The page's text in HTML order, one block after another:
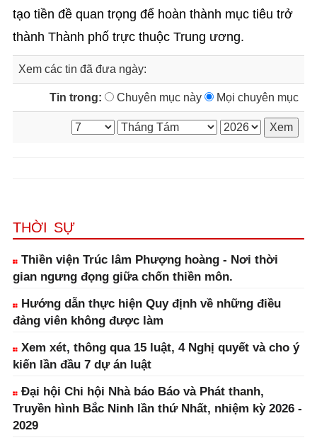
tạo tiền đề quan trọng để hoàn thành mục tiêu trở
thành Thành phố trực thuộc Trung ương.
Xem các tin đã đưa ngày:
Tin trong: Chuyên mục này Mọi chuyên mục
THỜI SỰ
Thiền viện Trúc lâm Phượng hoàng - Nơi thời
gian ngưng đọng giữa chốn thiền môn.
Hướng dẫn thực hiện Quy định về những điều
đảng viên không được làm
Xem xét, thông qua 15 luật, 4 Nghị quyết và cho ý
kiến lần đầu 7 dự án luật
Đại hội Chi hội Nhà báo Báo và Phát thanh,
Truyền hình Bắc Ninh lần thứ Nhất, nhiệm kỳ 2026 -
2029